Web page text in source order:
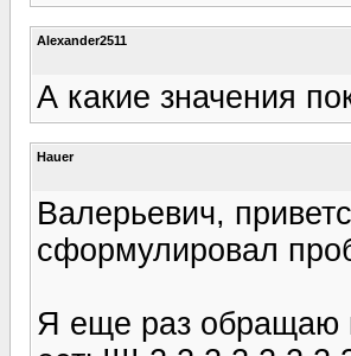
Alexander2511
А какие значения
Hauer
Валерьевич,
сформулировал
Я еще раз обращаю